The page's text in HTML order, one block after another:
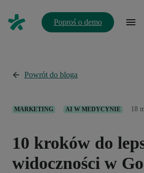
Poproś o demo
Powrót do bloga
MARKETING AI W MEDYCYNIE 18
10 kroków do
widoczności w